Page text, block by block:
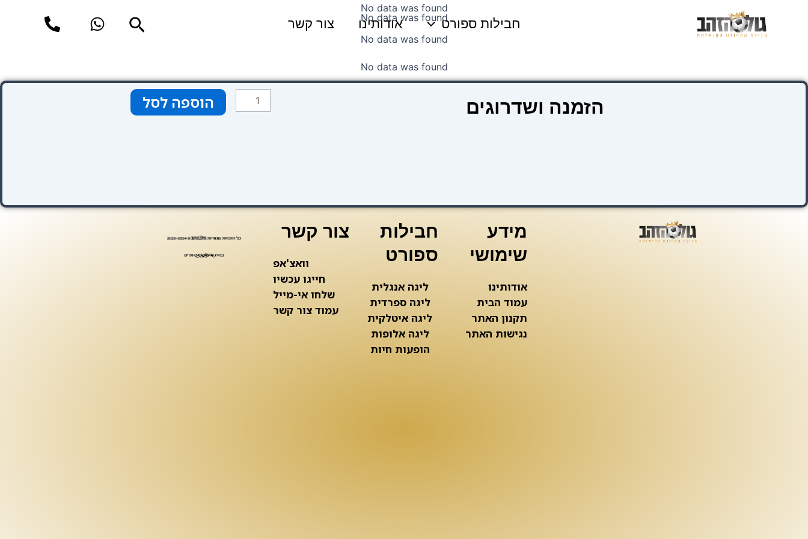
חבילות ספורט אודותינו צור קשר חיפוש
No data was found
No data was found
No data was found
No data was found
הזמנה ושדרוגים
כמות
של
הוספה לסל
מידע
שימושי
אודותינו
עמוד הבית
תקנון האתר
נגישות האתר
חבילות
ספורט
ליגה אנגלית
ליגה ספרדית
ליגה איטלקית
ליגה אלופות
הופעות חיות
צור קשר
וואצ'אפ
חייגו עכשיו
שלחו אי-מייל
עמוד צור קשר